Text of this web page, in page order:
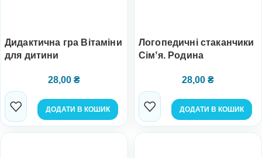
Дидактична гра Вітаміни
для дитини
28,00 ₴
ДОДАТИ В КОШИК
Логопедичні стаканчики
Сімʼя. Родина
28,00 ₴
ДОДАТИ В КОШИК